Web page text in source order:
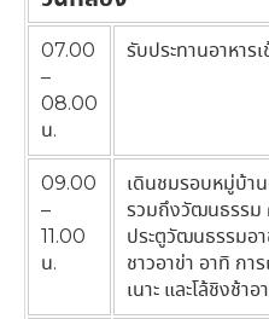
07.00
–
08.00
น.
รับประทานอาหาร
09.00
–
11.00
น.
เดินชมรอบหมู่บ้า
รวมถึงวัฒนธรรม
ประตูวัฒนธรรมอา
ชาวอาข่า อาทิ กา
เนาะ และโล้ชิงช้าอ